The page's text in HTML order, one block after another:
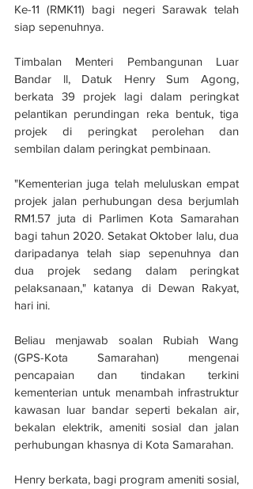
Ke-11 (RMK11) bagi negeri Sarawak telah
siap sepenuhnya.
Timbalan Menteri Pembangunan Luar
Bandar ll, Datuk Henry Sum Agong,
berkata 39 projek lagi dalam peringkat
pelantikan perundingan reka bentuk, tiga
projek di peringkat perolehan dan
sembilan dalam peringkat pembinaan.
"Kementerian juga telah meluluskan empat
projek jalan perhubungan desa berjumlah
RM1.57 juta di Parlimen Kota Samarahan
bagi tahun 2020. Setakat Oktober lalu, dua
daripadanya telah siap sepenuhnya dan
dua projek sedang dalam peringkat
pelaksanaan," katanya di Dewan Rakyat,
hari ini.
Beliau menjawab soalan Rubiah Wang
(GPS-Kota Samarahan) mengenai
pencapaian dan tindakan terkini
kementerian untuk menambah infrastruktur
kawasan luar bandar seperti bekalan air,
bekalan elektrik, ameniti sosial dan jalan
perhubungan khasnya di Kota Samarahan.
Henry berkata, bagi program ameniti sosial,